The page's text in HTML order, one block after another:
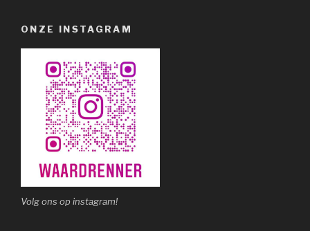
ONZE INSTAGRAM
Volg ons op instagram!